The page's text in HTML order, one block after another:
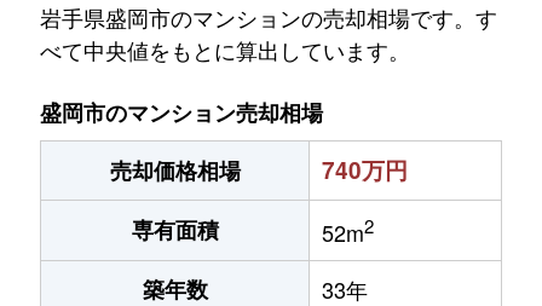
岩手県盛岡市のマンションの売却相場です。す
べて中央値をもとに算出しています。
盛岡市のマンション売却相場
売却価格相場
740万円
専有面積 52m2
築年数 33年